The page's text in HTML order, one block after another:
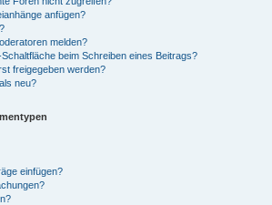
anfügen?
melden?
beim Schreiben eines Beitrags?
freigegeben werden?
neu?
einfügen?